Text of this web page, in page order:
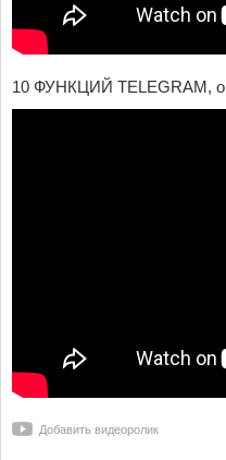
10 ФУНКЦИЙ TELEGRAM, о
Добавить видеоролик